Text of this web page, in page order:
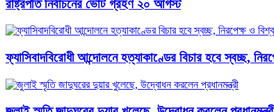
রাষ্ট্রপতি নির্বাচনের ভোট গ্রহণ ২০ আগস্ট
ফ্যাসিবাদবিরোধী আন্দোলনে হত্যাকাণ্ডের বিচার হবে স্বচ্ছ,